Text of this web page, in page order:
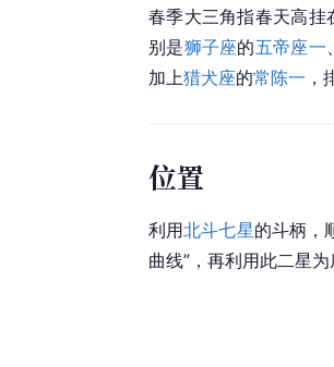
春季大三角指春天高挂
别是狮子座的五帝座一
加上猎犬座的常陈一 ，
位置
利用北斗七星的斗柄，
曲线”，再利用此二星